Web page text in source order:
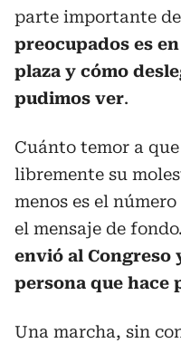
parte importante
preocupados es
plaza y cómo
pudimos ver.
Cuánto temor a
libremente su
menos es el
el mensaje de fondo.
envió al Congreso
persona que hace
Una marcha, sin